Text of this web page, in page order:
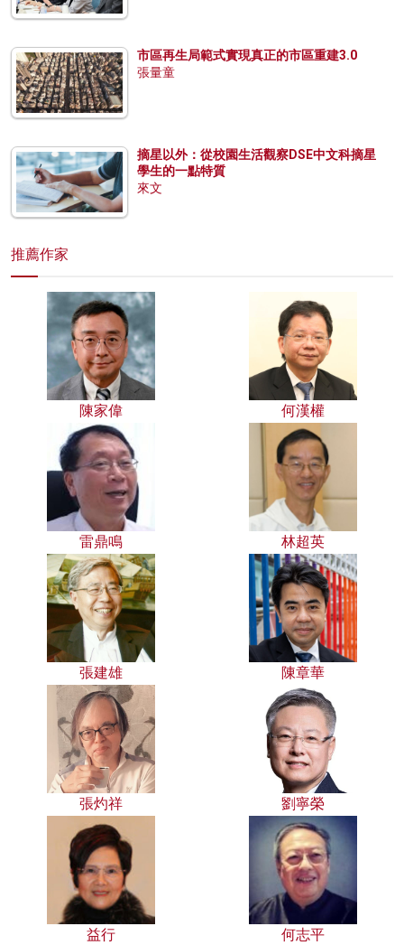
市區再生局範式實現真正的市區重建3.0
張量童
摘星以外：從校園生活觀察DSE中文科摘星
學生的一點特質
來文
推薦作家
陳家偉 何漢權
雷鼎鳴 林超英
張建雄 陳章華
張灼祥 劉寧榮
益行 何志平